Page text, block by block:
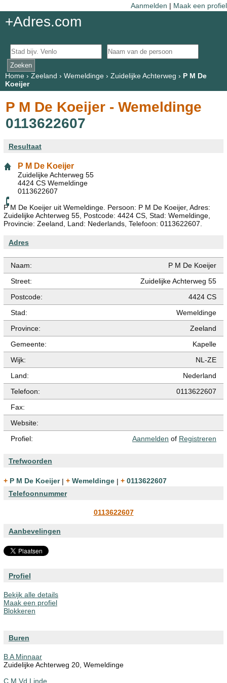
Aanmelden | Maak een profiel
+Adres.com
Home› Zeeland › Wemeldinge› Zuidelijke Achterweg › P M De
Koeijer
P M De Koeijer - Wemeldinge
0113622607
Resultaat
P M De Koeijer
Zuidelijke Achterweg 55
4424 CS Wemeldinge
0113622607
P M De Koeijer uit Wemeldinge. Persoon: P M De Koeijer, Adres:
Zuidelijke Achterweg 55, Postcode: 4424 CS, Stad: Wemeldinge,
Provincie: Zeeland, Land: Nederlands, Telefoon: 0113622607.
Adres
Naam:
P M De Koeijer
Street:
Zuidelijke Achterweg 55
Postcode:
4424 CS
Stad:
Wemeldinge
Province:
Zeeland
Gemeente:
Kapelle
Wijk:
NL-ZE
Land:
Nederland
Telefoon:
0113622607
Fax:
Website:
Profiel:
Aanmelden of Registreren
Trefwoorden
+ P M De Koeijer| + Wemeldinge |
+ 0113622607
Telefoonnummer
0113622607
Aanbevelingen
Profiel
Bekijk alle details
Maak een profiel
Blokkeren
Buren
B A Minnaar
Zuidelijke Achterweg 20, Wemeldinge
C M Vd Linde